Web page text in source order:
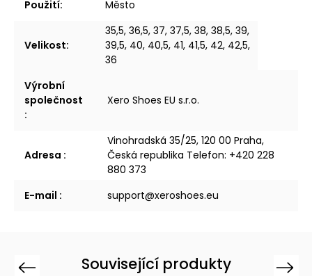
Použití: Město
Velikost:
35,5, 36,5, 37, 37,5, 38, 38,5, 39,
39,5, 40, 40,5, 41, 41,5, 42, 42,5,
36
Výrobní
společnost
:
Xero Shoes EU s.r.o.
Adresa :
Vinohradská 35/25, 120 00 Praha,
Česká republika Telefon: +420 228
880 373
E-mail : support@xeroshoes.eu
Související produkty
Previous Next